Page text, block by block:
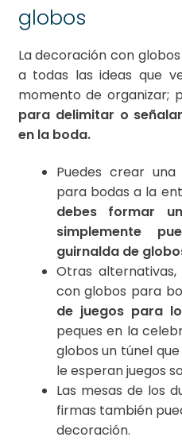
globos
La decoración con
a todas las ideas que
momento de organizar;
para delimitar o
en la boda.
Puedes crear
para bodas a la
debes formar
simplemente
guirnalda de
Otras
con globos para
de juegos para
peques en la
globos un túnel
le esperan juegos
Las mesas de los
firmas también
decoración.